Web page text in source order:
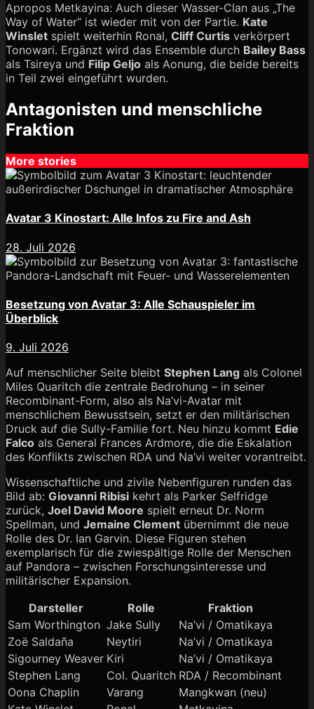
Apropos Metkayina: Auch dieser Wasser-Clan aus „The
Way of Water“ ist wieder mit von der Partie. Kate
Winslet spielt weiterhin Ronal, Cliff Curtis verkörpert
Tonowari. Ergänzt wird das Ensemble durch Bailey Bass
als Tsireya und Filip Geljo als Aonung, die beide bereits
in Teil zwei eingeführt wurden.
Antagonisten und menschliche
Fraktion
More stories
Avatar 3 Kinostart: Alle Infos zu Fire and Ash
28. Juli 2026
Besetzung von Avatar 3: Alle Schauspieler im
Überblick
9. Juli 2026
Auf menschlicher Seite bleibt Stephen Lang als Colonel
Miles Quaritch die zentrale Bedrohung – in seiner
Recombinant-Form, also als Na’vi-Avatar mit
menschlichem Bewusstsein, setzt er den militärischen
Druck auf die Sully-Familie fort. Neu hinzu kommt Edie
Falco als General Frances Ardmore, die die Eskalation
des Konflikts zwischen RDA und Na’vi weiter vorantreibt.
Wissenschaftliche und zivile Nebenfiguren runden das
Bild ab: Giovanni Ribisi kehrt als Parker Selfridge
zurück, Joel David Moore spielt erneut Dr. Norm
Spellman, und Jemaine Clement übernimmt die neue
Rolle des Dr. Ian Garvin. Diese Figuren stehen
exemplarisch für die zwiespältige Rolle der Menschen
auf Pandora – zwischen Forschungsinteresse und
militärischer Expansion.
Darsteller
Rolle
Fraktion
Sam Worthington Jake Sully
Na’vi / Omatikaya
Zoë Saldaña
Neytiri
Na’vi / Omatikaya
Sigourney Weaver Kiri
Na’vi / Omatikaya
Stephen Lang
Col. Quaritch RDA / Recombinant
Oona Chaplin
Varang
Mangkwan (neu)